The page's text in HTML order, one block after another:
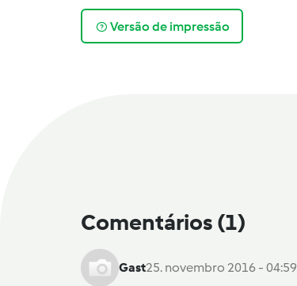
Versão de impressão
Comentários (1)
Gast25. novembro 2016 - 04:59